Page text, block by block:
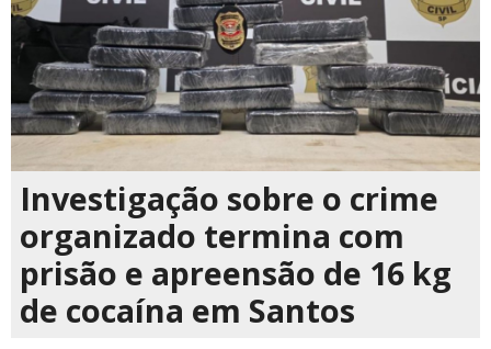
Investigação sobre o crime
organizado termina com
prisão e apreensão de 16 kg
de cocaína em Santos